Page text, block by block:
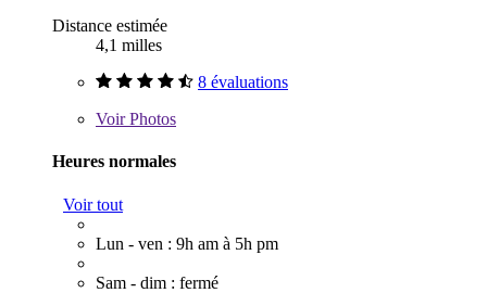
Distance estimée
4,1 milles
8 évaluations
VoirPhotos
Heures normales
Voir tout
Lun - ven : 9h am à 5h pm
Sam - dim : fermé